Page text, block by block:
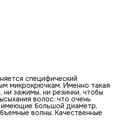
специфический
микрокрючкам. Именно такая
зажимы, ни резинки, чтобы
волос, что очень
имеющие большой диаметр,
волны. Качественные